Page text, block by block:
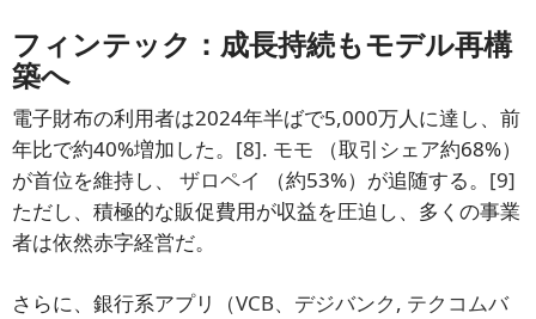
フィンテック：成長持続もモデル再構
築へ
電子財布の利用者は2024年半ばで5,000万人に達し、前
年比で約40%増加した。 [8]. モモ
（取引シェア約68%）
が首位を維持し、 ザロペイ （約53%）が追随する。 [9]
ただし、積極的な販促費用が収益を圧迫し、多くの事業
者は依然赤字経営だ。
さらに、銀行系アプリ（VCB、デジバンク, テクコムバ